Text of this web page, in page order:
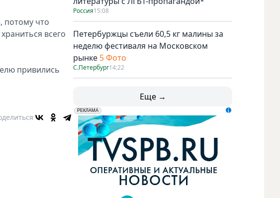
потому что
всего
привились
Россия15:08
Петербуржцы съели 60,5 кг малины за
неделю фестиваля на Московском
рынке 5 Фото
С.Петербург14:22
Еще →
erid: LdtCK5udn
РЕКЛАМА
АО "ГАТР", ИНН: 7841320717